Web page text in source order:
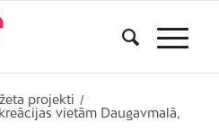
projekti /
vietām Daugavmalā,